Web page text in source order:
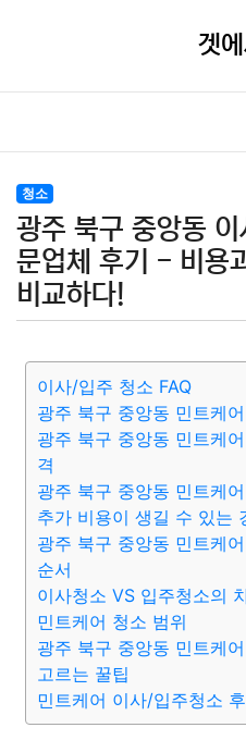
겟에
청소
광주 북구 중앙동
문업체 후기 - 비용
비교하다!
이사/입주 청소 FAQ
광주 북구 중앙동 민트케
광주 북구 중앙동 민트케
격
광주 북구 중앙동 민트케
추가 비용이 생길 수 있는
광주 북구 중앙동 민트케
순서
이사청소 VS 입주청소의
민트케어 청소 범위
광주 북구 중앙동 민트케
고르는 꿀팁
민트케어 이사/입주청소